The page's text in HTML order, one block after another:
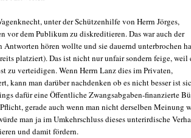
unter der Schützenhilfe von Herrn Jörges,
vor dem Publikum zu diskreditieren. Das war auch der
Antworten hören wollte und sie dauernd unterbrochen
platziert). Das ist nicht nur unfair sondern feige, weil
zu verteidigen. Wenn Herrn Lanz dies im Privaten,
kann man darüber nachdenken ob es nicht besser ist
dafür eine Öffentliche Zwangsabgaben-finanzierte
gerade auch wenn man nicht derselben Meinung
man ja im Umkehrschluss dieses unterirdische
und damit fördern.